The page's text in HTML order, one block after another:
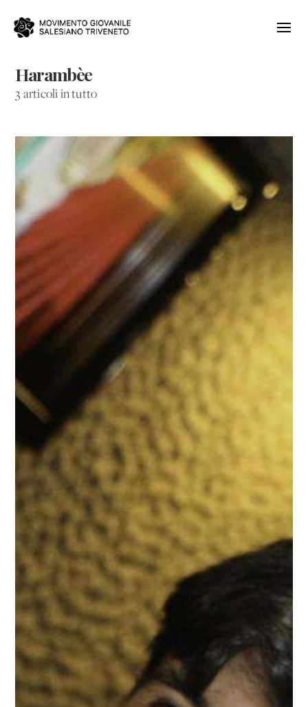
Harambèe
3 articoli in tutto